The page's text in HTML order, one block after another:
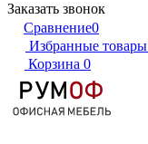
Заказать звонок
Сравнение0
Избранные товары
Корзина 0